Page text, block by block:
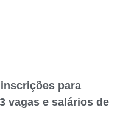
para
vagas e salários de